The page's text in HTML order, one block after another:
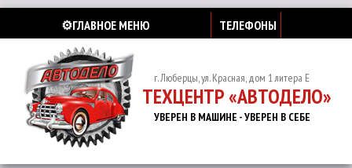
⚙️ГЛАВНОЕ МЕНЮ ТЕЛЕФОНЫ
г. Люберцы, ул. Красная, дом 1 литера Е
ТЕХЦЕНТР «АВТОДЕЛО»
УВЕРЕН В МАШИНЕ - УВЕРЕН В СЕБЕ